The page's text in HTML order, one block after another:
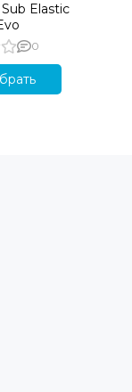
Elastic
0